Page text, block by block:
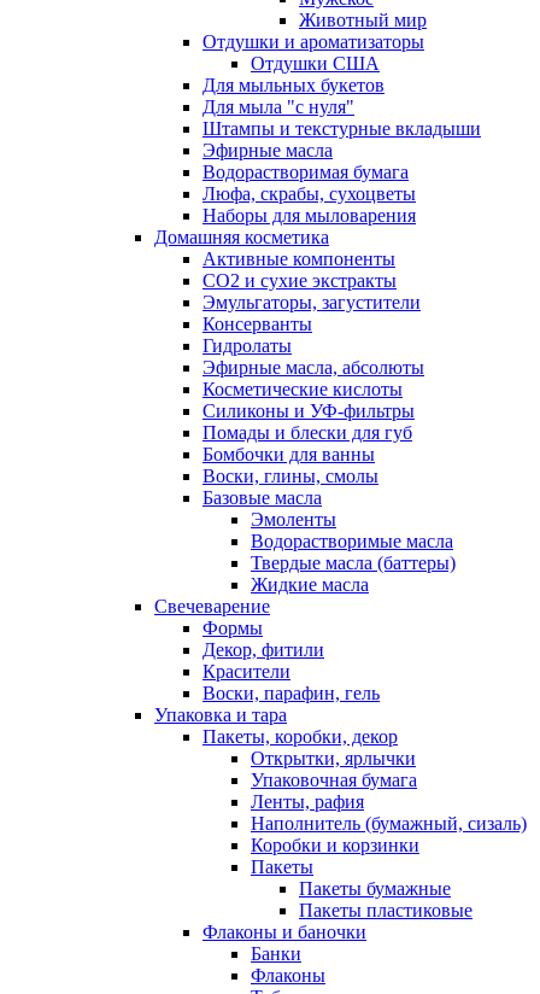
Животный мир
Отдушки и ароматизаторы
Отдушки США
Для мыльных букетов
Для мыла "с нуля"
Штампы и текстурные вкладыши
Эфирные масла
Водорастворимая бумага
Люфа, скрабы, сухоцветы
Наборы для мыловарения
Домашняя косметика
Активные компоненты
СО2 и сухие экстракты
Эмульгаторы, загустители
Консерванты
Гидролаты
Эфирные масла, абсолюты
Косметические кислоты
Силиконы и УФ-фильтры
Помады и блески для губ
Бомбочки для ванны
Воски, глины, смолы
Базовые масла
Эмоленты
Водорастворимые масла
Твердые масла (баттеры)
Жидкие масла
Свечеварение
Формы
Декор, фитили
Красители
Воски, парафин, гель
Упаковка и тара
Пакеты, коробки, декор
Открытки, ярлычки
Упаковочная бумага
Ленты, рафия
Наполнитель (бумажный, сизаль)
Коробки и корзинки
Пакеты
Пакеты бумажные
Пакеты пластиковые
Флаконы и баночки
Банки
Флаконы